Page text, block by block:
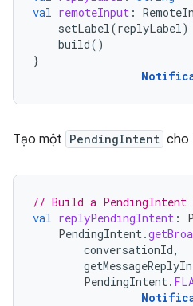
val remoteInput :
setLabel (replyLabel )
build()
}
Tạo một PendingIntent cho
// Build a
val replyPendingIntent :
PendingIntent .
conversationId,
PendingIntent .